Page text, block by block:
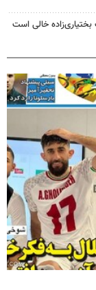
خالی است